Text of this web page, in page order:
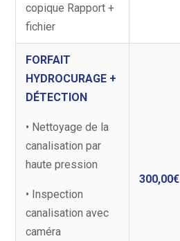
copique Rapport +
fichier
FORFAIT
HYDROCURAGE +
DÉTECTION
• Nettoyage de la
canalisation par
haute pression
• Inspection
canalisation avec
caméra
300,00€